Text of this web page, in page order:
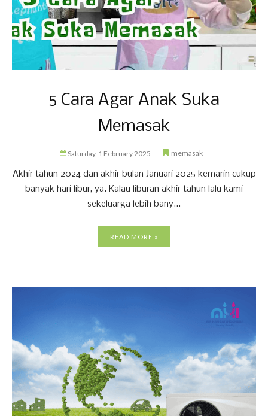
5 Cara Agar Anak Suka
Memasak
Saturday, 1 February 2025 memasak
Akhir tahun 2024 dan akhir bulan Januari 2025 kemarin cukup
banyak hari libur, ya. Kalau liburan akhir tahun lalu kami
sekeluarga lebih bany...
READ MORE »